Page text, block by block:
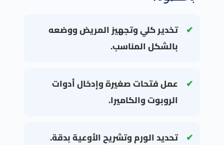
تخدير كلي وتجهيز المريض ووضعه
بالشكل المناسب.
عمل فتحات صغيرة وإدخال أدوات
الروبوت والكاميرا.
تحديد الورم وتشريح الأوعية بدقة.